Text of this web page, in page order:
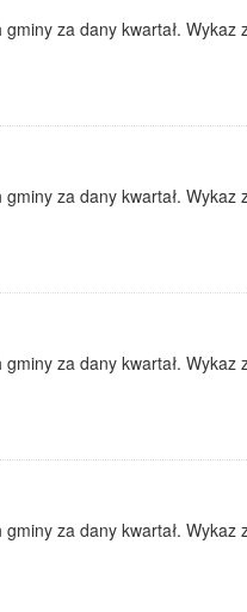
za dany kwartał. Wykaz
za dany kwartał. Wykaz
za dany kwartał. Wykaz
za dany kwartał. Wykaz